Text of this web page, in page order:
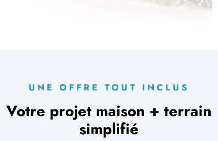
UNE OFFRE TOUT INCLUS
Votre projet maison + terrain
simplifié